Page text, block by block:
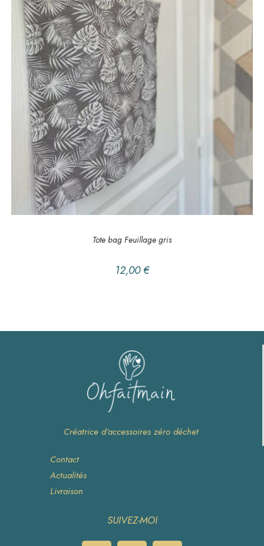
Tote bag Feuillage gris
12,00€
Créatrice d’accessoires zéro déchet
Contact
Actualités
Livraison
SUIVEZ-MOI